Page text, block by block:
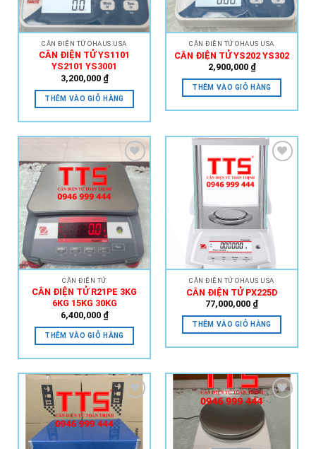
CÂN ĐIỆN TỬ OHAUS USA
CÂN ĐIỆN TỬ YS1101
YS2101 YS3001
3,200,000 ₫
THÊM VÀO GIỎ HÀNG
CÂN ĐIỆN TỬ OHAUS USA
CÂN ĐIỆN TỬ YS202 YS302
2,900,000 ₫
THÊM VÀO GIỎ HÀNG
Add to
Wishlist
CÂN ĐIỆN TỬ
CÂN ĐIỆN TỬ R21PE 3KG
6KG 15KG 30KG
6,400,000 ₫
THÊM VÀO GIỎ HÀNG
Add to
Wishlist
CÂN ĐIỆN TỬ OHAUS USA
CÂN ĐIỆN TỬ PX225D
77,000,000 ₫
THÊM VÀO GIỎ HÀNG
Add to
Wishlist
Add to
Wishlist